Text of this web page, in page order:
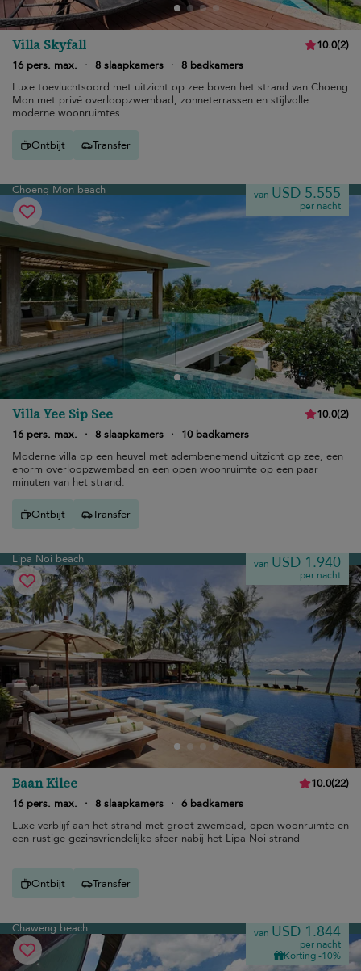
Villa Skyfall 10.0(2)
16 pers. max.
· 8 slaapkamers · 8 badkamers
Luxe toevluchtsoord met uitzicht op zee boven het strand van Choeng
Mon met privé overloopzwembad, zonneterrassen en stijlvolle
moderne woonruimtes.
Ontbijt Transfer
Choeng Mon beach van USD 5.555
per nacht
Villa Yee Sip See 10.0(2)
16 pers. max.
· 8 slaapkamers ·
10 badkamers
Moderne villa op een heuvel met adembenemend uitzicht op zee, een
enorm overloopzwembad en een open woonruimte op een paar
minuten van het strand.
Ontbijt Transfer
Lipa Noi beach van USD 1.940
per nacht
Baan Kilee 10.0(22)
16 pers. max.
· 8 slaapkamers · 6 badkamers
Luxe verblijf aan het strand met groot zwembad, open woonruimte en
een rustige gezinsvriendelijke sfeer nabij het Lipa Noi strand
Ontbijt Transfer
Chaweng beach van USD 1.844
per nacht
Korting -10%